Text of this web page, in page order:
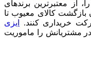
از معتبرترین برندهای
بازگشت کالای معیوب تا
خریداری کنند.
ایزی
مشتریانش را ماموریت